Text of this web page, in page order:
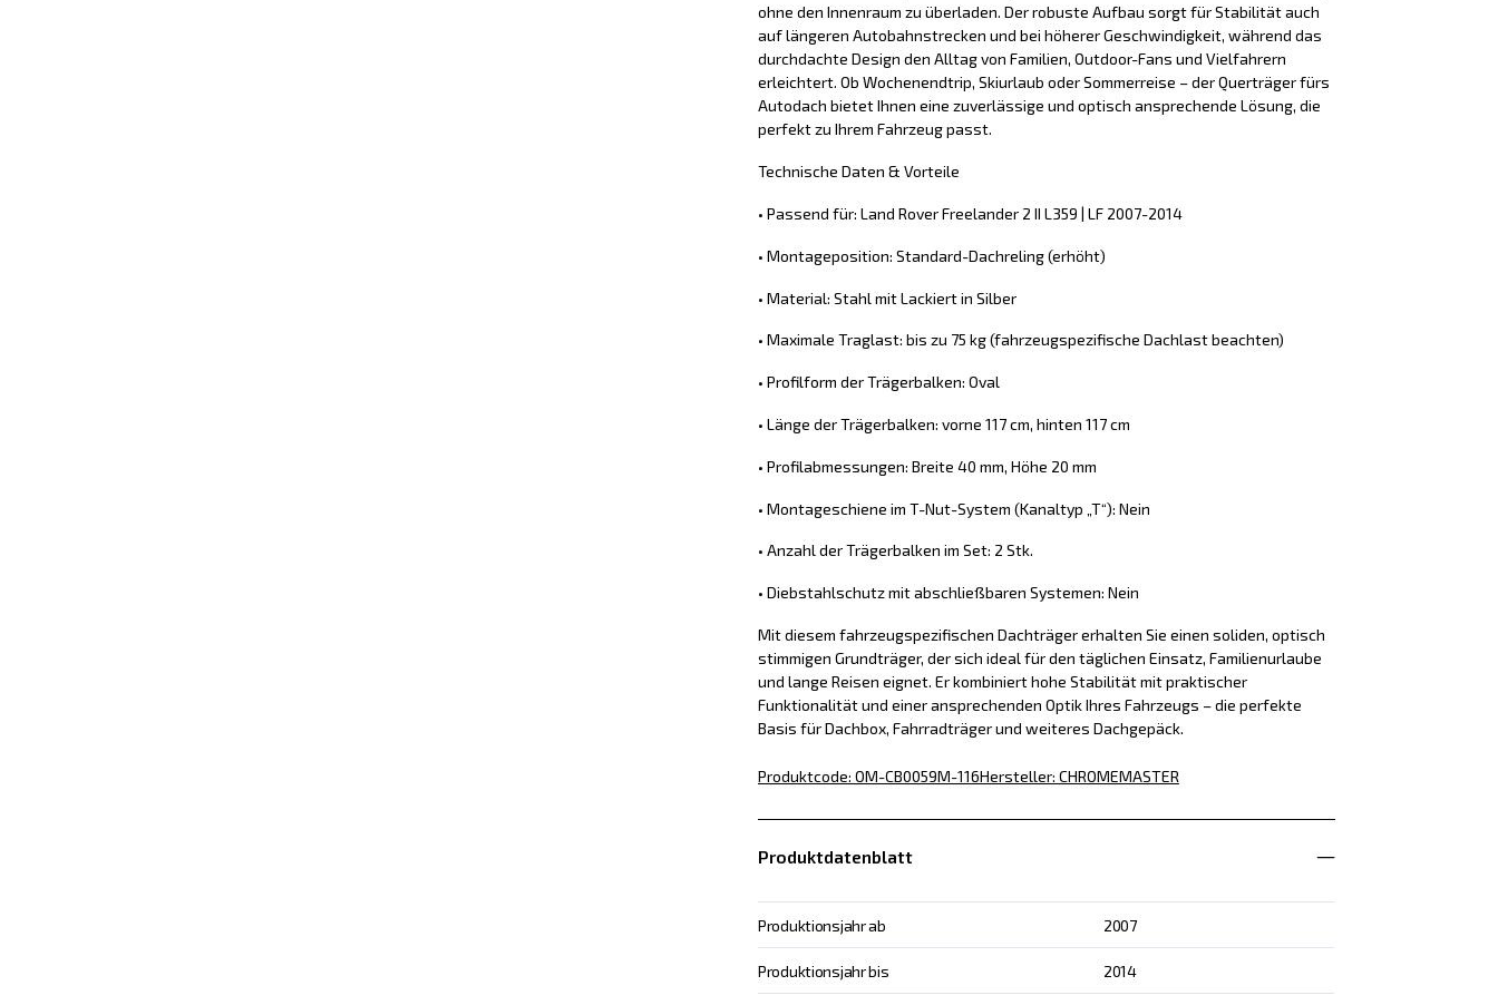
ohne den Innenraum zu überladen. Der robuste Aufbau sorgt für Stabilität auch
auf längeren Autobahnstrecken und bei höherer Geschwindigkeit, während das
durchdachte Design den Alltag von Familien, Outdoor-Fans und Vielfahrern
erleichtert. Ob Wochenendtrip, Skiurlaub oder Sommerreise – der Querträger fürs
Autodach bietet Ihnen eine zuverlässige und optisch ansprechende Lösung, die
perfekt zu Ihrem Fahrzeug passt.
Technische Daten & Vorteile
• Passend für: Land Rover Freelander 2 II L359 | LF 2007-2014
• Montageposition: Standard-Dachreling (erhöht)
• Material: Stahl mit Lackiert in Silber
• Maximale Traglast: bis zu 75 kg (fahrzeugspezifische Dachlast beachten)
• Profilform der Trägerbalken: Oval
• Länge der Trägerbalken: vorne 117 cm, hinten 117 cm
• Profilabmessungen: Breite 40 mm, Höhe 20 mm
• Montageschiene im T-Nut-System (Kanaltyp „T“): Nein
• Anzahl der Trägerbalken im Set: 2 Stk.
• Diebstahlschutz mit abschließbaren Systemen: Nein
Mit diesem fahrzeugspezifischen Dachträger erhalten Sie einen soliden, optisch
stimmigen Grundträger, der sich ideal für den täglichen Einsatz, Familienurlaube
und lange Reisen eignet. Er kombiniert hohe Stabilität mit praktischer
Funktionalität und einer ansprechenden Optik Ihres Fahrzeugs – die perfekte
Basis für Dachbox, Fahrradträger und weiteres Dachgepäck.
Produktcode: OM-CB0059M-116Hersteller: CHROMEMASTER
Produktdatenblatt
Produktionsjahr ab 2007
Produktionsjahr bis 2014